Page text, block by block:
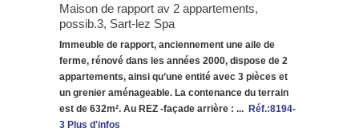
Maison de rapport av 2 appartements,
possib.3, Sart-lez Spa
Immeuble de rapport, anciennement une aile de
ferme, rénové dans les années 2000, dispose de 2
appartements, ainsi qu’une entité avec 3 pièces et
un grenier aménageable. La contenance du terrain
est de 632m². Au REZ -façade arrière : ... Réf.:8194-
3 Plus d'infos